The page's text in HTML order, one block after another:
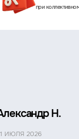
при
Н.
ИЮЛЯ 2026